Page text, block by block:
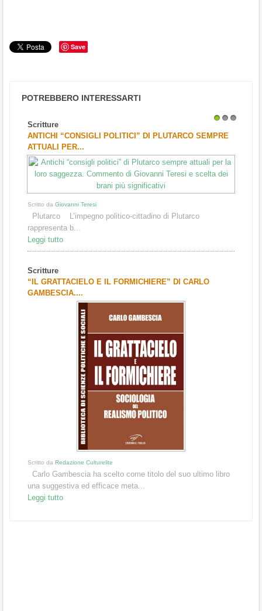
Save
POTREBBERO INTERESSARTI
Scritture
ANTICHI “CONSIGLI POLITICI” DI PLUTARCO SEMPRE
ATTUALI PER...
Scritto da Giovanni Teresi
Plutarco L’impegno politico-cittadino di Plutarco
rappresenta b...
Leggi tutto
Scritture
“IL GRATTACIELO E IL FORMICHIERE” DI CARLO
GAMBESCIA....
Scritto da Redazione Culturelite
Carlo Gambescia ha scelto come titolo del suo ultimo libro
una suggestiva ed efficace meta...
Leggi tutto